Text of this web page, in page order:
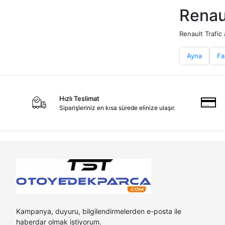
Renault Trafic
Ayna
Hızlı Teslimat
Siparişleriniz en kısa sürede elinize ulaşır.
Kampanya, duyuru, bilgilendirmelerden e-posta ile
haberdar olmak istiyorum.